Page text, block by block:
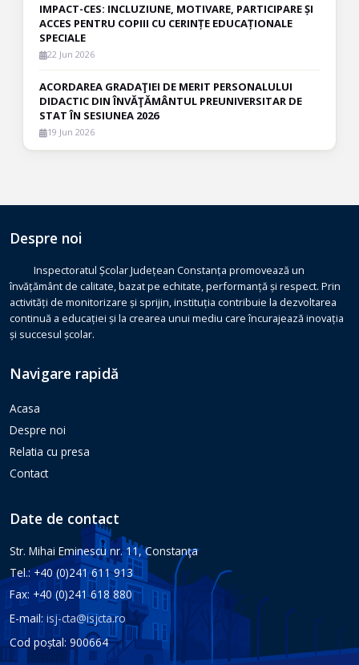
IMPACT-CES: INCLUZIUNE, MOTIVARE, PARTICIPARE ȘI
ACCES PENTRU COPIII CU CERINȚE EDUCAȚIONALE
SPECIALE
22 Jun 2026
ACORDAREA GRADAŢIEI DE MERIT PERSONALULUI
DIDACTIC DIN ÎNVĂŢĂMÂNTUL PREUNIVERSITAR DE
STAT ÎN SESIUNEA 2026
19 Jun 2026
Despre noi
Inspectoratul Școlar Județean Constanța promovează un
învățământ de calitate, bazat pe echitate, performanță și respect. Prin
activități de monitorizare și sprijin, instituția contribuie la dezvoltarea
continuă a educației și la crearea unui mediu care încurajează inovația
și succesul școlar.
Navigare rapidă
Acasa
Despre noi
Relatia cu presa
Contact
Date de contact
Str. Mihai Eminescu nr. 11, Constanţa
Tel.: +40 (0)241 611 913
Fax: +40 (0)241 618 880
E-mail:isj-cta@isjcta.ro
Cod poștal: 900664